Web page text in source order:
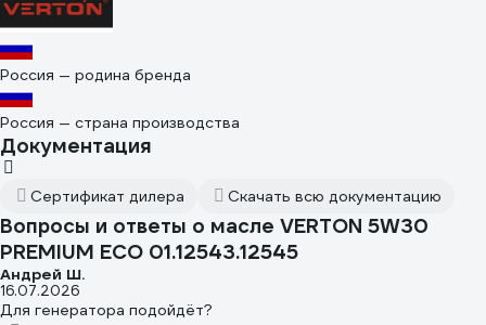
Россия — родина бренда
Россия — страна производства
Документация
Сертификат дилера Скачать всю документацию
Вопросы и ответы о масле VERTON 5W30
PREMIUM ECO 01.12543.12545
Андрей Ш.
16.07.2026
Для генератора подойдёт?